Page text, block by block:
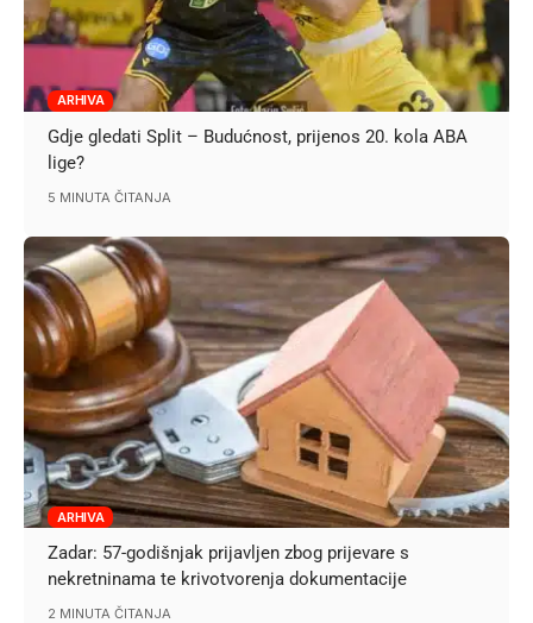
ARHIVA
Gdje gledati Split – Budućnost, prijenos 20. kola ABA
lige?
5 MINUTA ČITANJA
ARHIVA
Zadar: 57-godišnjak prijavljen zbog prijevare s
nekretninama te krivotvorenja dokumentacije
2 MINUTA ČITANJA